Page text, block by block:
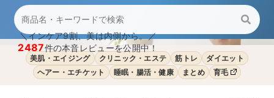
＼インケア9割、美は内側から。／
2487件の本音レビューを公開中！
美肌・エイジング クリニック・エステ 筋トレ
ダイエット
ヘアー・エチケット
睡眠・腸活・健康 まとめ 育毛